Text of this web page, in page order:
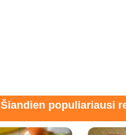
Šiandien populiariausi